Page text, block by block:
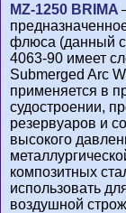
MZ-1250 BRIMA
флюса (данный
4063-90 имеет
Submerged Arc
применяется в
судостроении,
резервуаров и
высокого
композитных
использовать
воздушной